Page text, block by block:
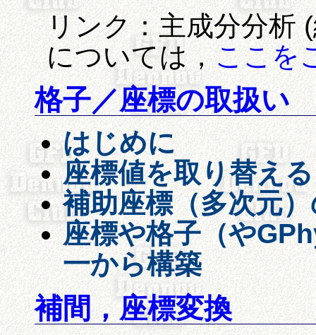
リンク：主成分分析
については，ここを
格子／座標の取扱い
はじめに
座標値を取り替える
補助座標（多次元
座標や格子（や
一から構築
補間，座標変換